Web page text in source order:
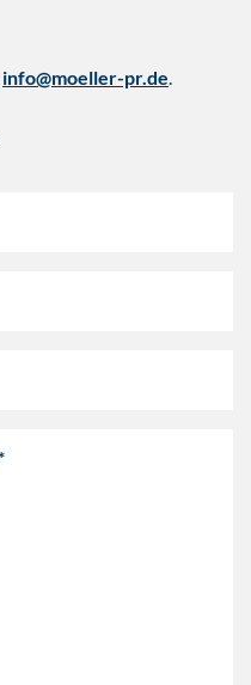
info@moeller-pr.de.